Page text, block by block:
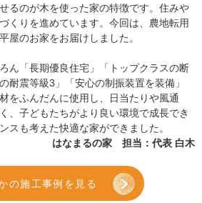
るのが木を使った家の特徴です。住みや
くりを進めています。今回は、農地転用
屋のお家をお届けしました。
ん「長期優良住宅」「トップクラスの断
耐震等級3」「安心の制振装置を装備」
をふんだんに使用し、日当たりや風通
、子どもたちがより良い環境で成長でき
スも考えた快適な家ができました。
はなまるの家 担当：代表 白木
の施工事例を見る